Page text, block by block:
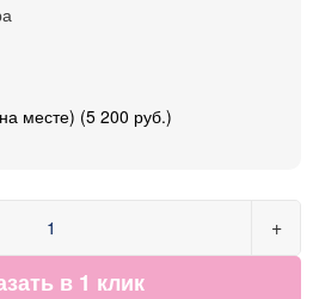
месте) (5 200 руб.)
+
в 1 клик